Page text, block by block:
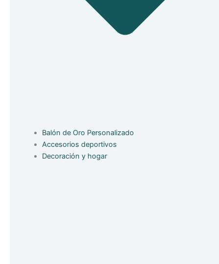
Balón de Oro Personalizado
Accesorios deportivos
Decoración y hogar